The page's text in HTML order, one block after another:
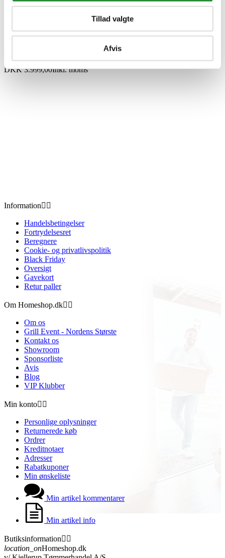
Tillad valgte
Afvis
Broil King MOK Underskab til
Sidebrænder og Gasflaske
DKK 3.999,00Inkl. moms
Information 
Handelsbetingelser
Fortrydelsesret
Beregnere
Cookie- og privatlivspolitik
Black Friday
Oversigt
Gavekort
Retur paller
Om Homeshop.dk 
Om os
Grill Event - Nordens Største
Kontakt os
Showroom
Sponsorliste
Avis
Blog
VIP Klubber
Min konto 
Personlige oplysninger
Returnerede køb
Ordrer
Kreditnotaer
Adresser
Rabatkuponer
Min ønskeliste
Min artikel kommentarer
Min artikel info
Butiksinformation 
location_onHomeshop.dk